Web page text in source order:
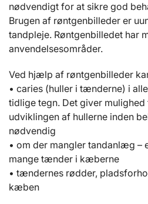
nødvendigt for at sikre god
Brugen af røntgenbilleder er
tandpleje. Røntgenbilledet har
anvendelsesområder.
Ved hjælp af røntgenbilleder
• caries (huller i tænderne) i
tidlige tegn. Det giver
udviklingen af hullerne inden
nødvendig
• om der mangler tandanlæg –
mange tænder i kæberne
• tændernes rødder,
kæben